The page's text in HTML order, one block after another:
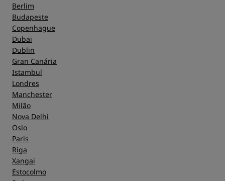
Berlim
Budapeste
Copenhague
Dubai
Dublin
Gran Canária
Istambul
Londres
Manchester
Milão
Nova Delhi
Oslo
Paris
Riga
Xangai
Estocolmo